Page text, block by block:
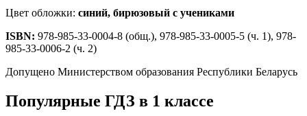
Цвет обложки: синий, бирюзовый с учениками
ISBN: 978-985-33-0004-8 (общ.), 978-985-33-0005-5 (ч. 1), 978-
985-33-0006-2 (ч. 2)
Допущено Министерством образования Республики Беларусь
Популярные ГДЗ в 1 классе